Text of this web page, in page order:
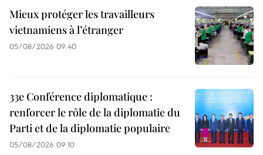
Mieux protéger les travailleurs
vietnamiens à l’étranger
05/08/2026 09:40
33e Conférence diplomatique :
renforcer le rôle de la diplomatie du
Parti et de la diplomatie populaire
05/08/2026 09:10